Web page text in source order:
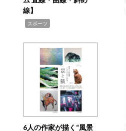
線】
スポーツ
6人の作家が描く“風景